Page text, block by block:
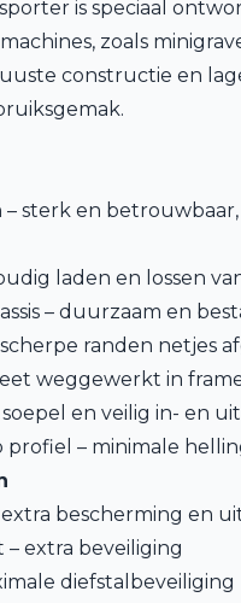
is speciaal
zoals
constructie en
sterk en
laden en lossen
– duurzaam en
randen netjes
weggewerkt in
en veilig in- en
– minimale
bescherming en
– extra beveiliging
diefstalbeveiliging